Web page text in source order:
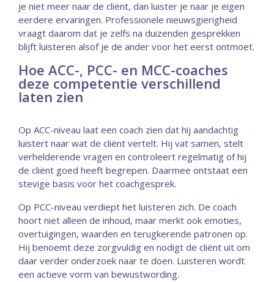
je niet meer naar de cliënt, dan luister je naar je eigen
eerdere ervaringen. Professionele nieuwsgierigheid
vraagt daarom dat je zelfs na duizenden gesprekken
blijft luisteren alsof je de ander voor het eerst ontmoet.
Hoe ACC-, PCC- en MCC-coaches
deze competentie verschillend
laten zien
Op ACC-niveau laat een coach zien dat hij aandachtig
luistert naar wat de cliënt vertelt. Hij vat samen, stelt
verhelderende vragen en controleert regelmatig of hij
de cliënt goed heeft begrepen. Daarmee ontstaat een
stevige basis voor het coachgesprek.
Op PCC-niveau verdiept het luisteren zich. De coach
hoort niet alleen de inhoud, maar merkt ook emoties,
overtuigingen, waarden en terugkerende patronen op.
Hij benoemt deze zorgvuldig en nodigt de cliënt uit om
daar verder onderzoek naar te doen. Luisteren wordt
een actieve vorm van bewustwording.